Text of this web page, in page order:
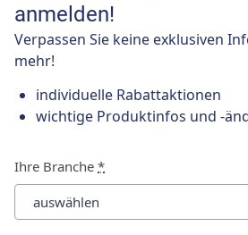
anmelden!
Verpassen Sie keine exklusiven
mehr!
individuelle Rabattaktionen
wichtige Produktinfos und -
Ihre Branche *